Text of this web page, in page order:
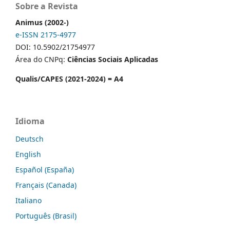
Sobre a Revista
Animus (2002-)
e-ISSN 2175-4977
DOI: 10.5902/21754977
Área do CNPq: Ciências Sociais Aplicadas
Qualis/CAPES (2021-2024) = A4
Idioma
Deutsch
English
Español (España)
Français (Canada)
Italiano
Português (Brasil)